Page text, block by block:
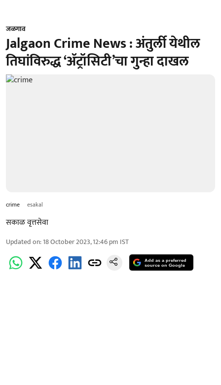
जळगाव
Jalgaon Crime News : अंतुर्ली येथील
तिघांविरुद्ध ‘ॲट्रॉसिटी’चा गुन्हा दाखल
crime esakal
सकाळ वृत्तसेवा
Updated on:18 October 2023, 12:46 pm IST
Add as a preferred
source on Google